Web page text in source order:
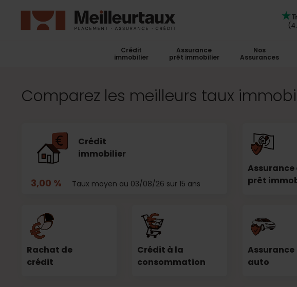
Crédit
immobilier
Assurance
prêt immobilier
Nos
Assurances
Comparez les meilleurs taux
Crédit
immobilier
3,00 % Taux moyen au 03/08/26 sur 15 ans
Assurance
prêt
Rachat de
crédit
Crédit à la
consommation
Assurance
auto